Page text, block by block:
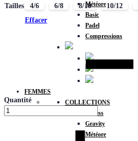
Météore
Basic
Padel
Compressions
FEMMES
COLLECTIONS
Fitness
Gravity
Météore
Tailles 4/6 6/8 8/10 10/12
Effacer
Quantité